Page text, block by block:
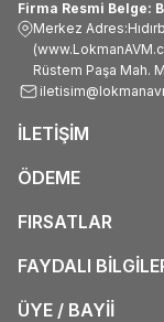
Firma Resmi Belge:
Merkez
Rüstem Paşa Mah.
İLETİŞİM
ÖDEME
FIRSATLAR
FAYDALI
ÜYE / BAYİİ